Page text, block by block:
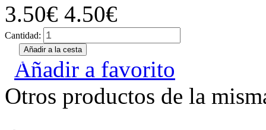
3.50€ 4.50€
Cantidad:
Añadir a favorito
Otros productos de la